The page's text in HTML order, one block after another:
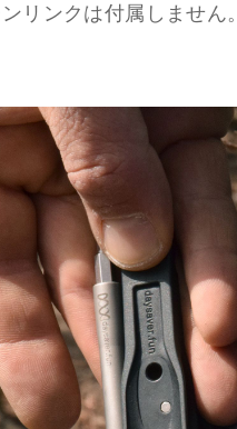
リンクは付属しません。